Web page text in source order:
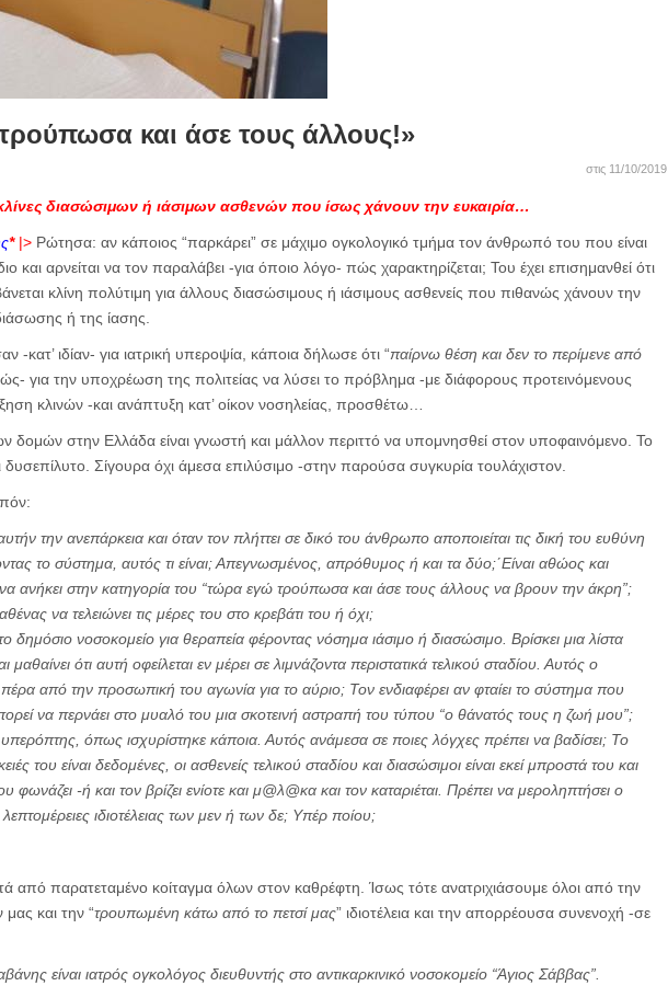
και άσε τους άλλους!»
στις 11/10/2019
διασώσιμων ή ιάσιμων ασθενών που ίσως χάνουν την ευκαιρία…
* |>Ρώτησα: αν κάποιος “παρκάρει” σε μάχιμο ογκολογικό τμήμα τον άνθρωπό του που είναι
και αρνείται να τον παραλάβει -για όποιο λόγο- πώς χαρακτηρίζεται; Του έχει επισημανθεί ότι
κλίνη πολύτιμη για άλλους διασώσιμους ή ιάσιμους ασθενείς που πιθανώς χάνουν την
ή της ίασης.
-κατ’ ιδίαν- για ιατρική υπεροψία, κάποια δήλωσε ότι “παίρνω θέση και δεν το περίμενε από
για την υποχρέωση της πολιτείας να λύσει το πρόβλημα -με διάφορους προτεινόμενους
κλινών -και ανάπτυξη κατ’ οίκον νοσηλείας, προσθέτω…
δομών στην Ελλάδα είναι γνωστή και μάλλον περιττό να υπομνησθεί στον υποφαινόμενο. Το
δυσεπίλυτο. Σίγουρα όχι άμεσα επιλύσιμο -στην παρούσα συγκυρία τουλάχιστον.
την ανεπάρκεια και όταν τον πλήττει σε δικό του άνθρωπο αποποιείται τις δική του ευθύνη
το σύστημα, αυτός τι είναι; Απεγνωσμένος, απρόθυμος ή και τα δύο;΄Είναι αθώος και
ανήκει στην κατηγορία του “τώρα εγώ τρούπωσα και άσε τους άλλους να βρουν την άκρη”;
να τελειώνει τις μέρες του στο κρεβάτι του ή όχι;
δημόσιο νοσοκομείο για θεραπεία φέροντας νόσημα ιάσιμο ή διασώσιμο. Βρίσκει μια λίστα
ότι αυτή οφείλεται εν μέρει σε λιμνάζοντα περιστατικά τελικού σταδίου. Αυτός ο
από την προσωπική του αγωνία για το αύριο; Τον ενδιαφέρει αν φταίει το σύστημα που
να περνάει στο μυαλό του μια σκοτεινή αστραπή του τύπου “ο θάνατός τους η ζωή μου”;
όπως ισχυρίστηκε κάποια. Αυτός ανάμεσα σε ποιες λόγχες πρέπει να βαδίσει; Το
του είναι δεδομένες, οι ασθενείς τελικού σταδίου και διασώσιμοι είναι εκεί μπροστά του και
φωνάζει -ή και τον βρίζει ενίοτε και μ@λ@κα και τον καταριέται. Πρέπει να μεροληπτήσει ο
λεπτομέρειες ιδιοτέλειας των μεν ή των δε; Υπέρ ποίου;
από παρατεταμένο κοίταγμα όλων στον καθρέφτη. Ίσως τότε ανατριχιάσουμε όλοι από την
και την “τρουπωμένη κάτω από το πετσί μας” ιδιοτέλεια και την απορρέουσα συνενοχή -σε
είναι ιατρός ογκολόγος διευθυντής στο αντικαρκινικό νοσοκομείο “Άγιος Σάββας”.